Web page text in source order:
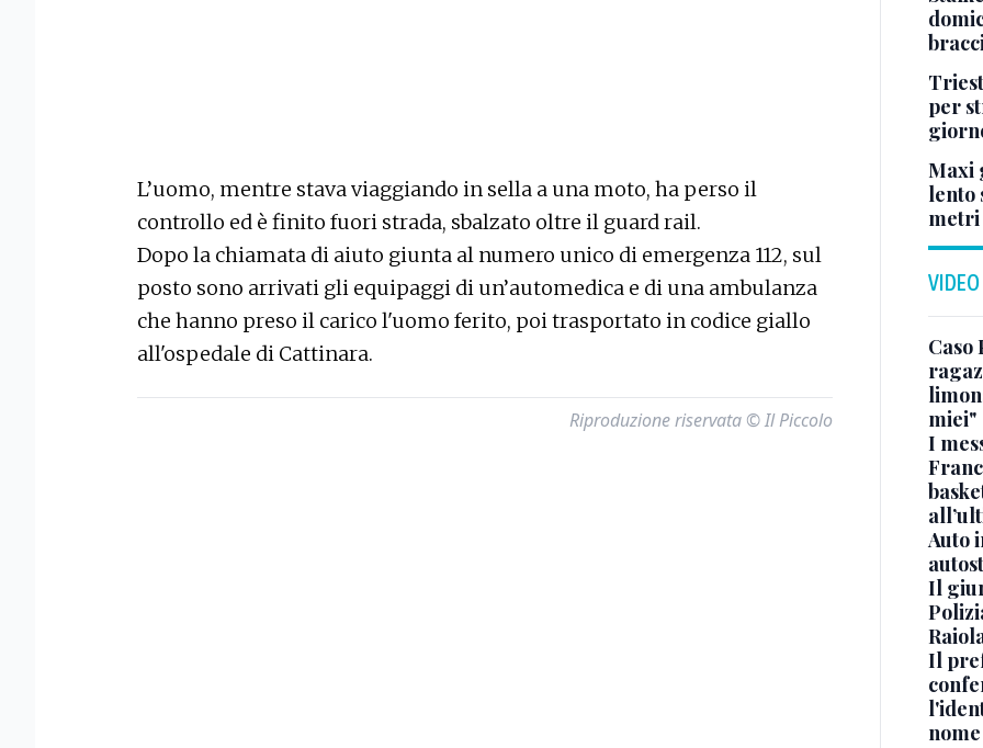
L’uomo, mentre stava viaggiando in sella a una moto, ha perso il
controllo ed è finito fuori strada, sbalzato oltre il guard rail.
Dopo la chiamata di aiuto giunta al numero unico di emergenza 112, sul
posto sono arrivati gli equipaggi di un’automedica e di una ambulanza
che hanno preso il carico l'uomo ferito, poi trasportato in codice giallo
all'ospedale di Cattinara.
Riproduzione riservata © Il Piccolo
per
Maxi
lento
metri
VIDEO
Caso
miei"
I
Auto
Il
Il
nome